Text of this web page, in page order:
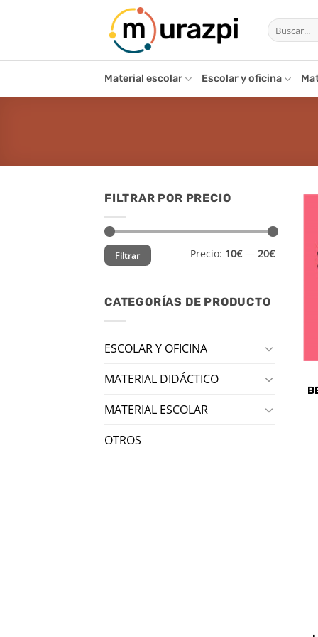
Buscar
por:
Material escolar Escolar y oficina
FILTRAR POR PRECIO
Precio
mínimo
Precio
máximo
Filtrar Precio: 10€— 20€
CATEGORÍAS DE PRODUCTO
ESCOLAR Y OFICINA
MATERIAL DIDÁCTICO
MATERIAL ESCOLAR
OTROS